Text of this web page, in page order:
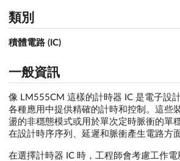
類別
積體電路 (IC)
一般資訊
像 LM555CM 這樣的計時器 IC 是電子設
各種應用中提供精確的計時和控制。這些
盪的非穩態模式或用於單次定時脈衝的單
在設計時序序列、延遲和脈衝產生電路方
在選擇計時器 IC 時，工程師會考慮工作